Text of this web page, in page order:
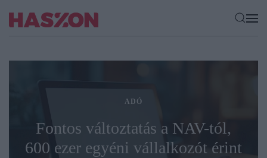
ADÓ
Fontos változtatás a NAV-tól,
600 ezer egyéni vállalkozót érint